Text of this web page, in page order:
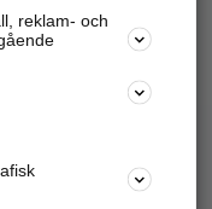
mm.
företaget
annonsera mot
reklam- och